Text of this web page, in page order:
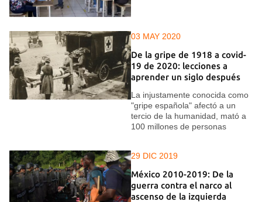
03 MAY 2020
De la gripe de 1918 a covid-
19 de 2020: lecciones a
aprender un siglo después
La injustamente conocida como
"gripe española" afectó a un
tercio de la humanidad, mató a
100 millones de personas
29 DIC 2019
México 2010-2019: De la
guerra contra el narco al
ascenso de la izquierda